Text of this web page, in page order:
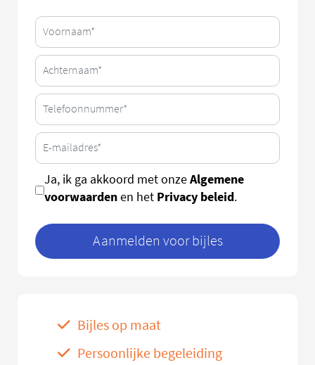
Ja, ik ga akkoord met onzeAlgemene
voorwaardenen het Privacy beleid.
Aanmelden voor bijles
Bijles op maat
Persoonlijke begeleiding